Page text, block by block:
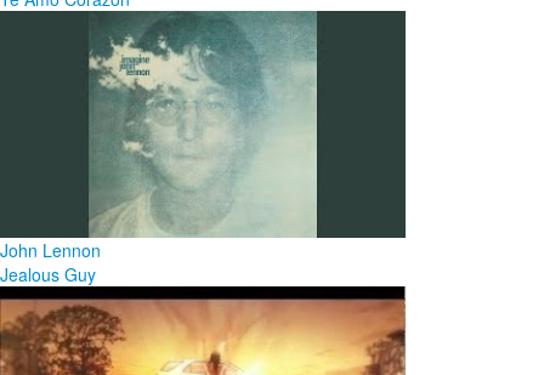
John Lennon
Jealous Guy